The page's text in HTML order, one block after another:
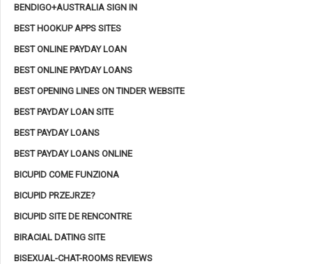
BENDIGO+AUSTRALIA SIGN IN
BEST HOOKUP APPS SITES
BEST ONLINE PAYDAY LOAN
BEST ONLINE PAYDAY LOANS
BEST OPENING LINES ON TINDER WEBSITE
BEST PAYDAY LOAN SITE
BEST PAYDAY LOANS
BEST PAYDAY LOANS ONLINE
BICUPID COME FUNZIONA
BICUPID PRZEJRZE?
BICUPID SITE DE RENCONTRE
BIRACIAL DATING SITE
BISEXUAL-CHAT-ROOMS REVIEWS